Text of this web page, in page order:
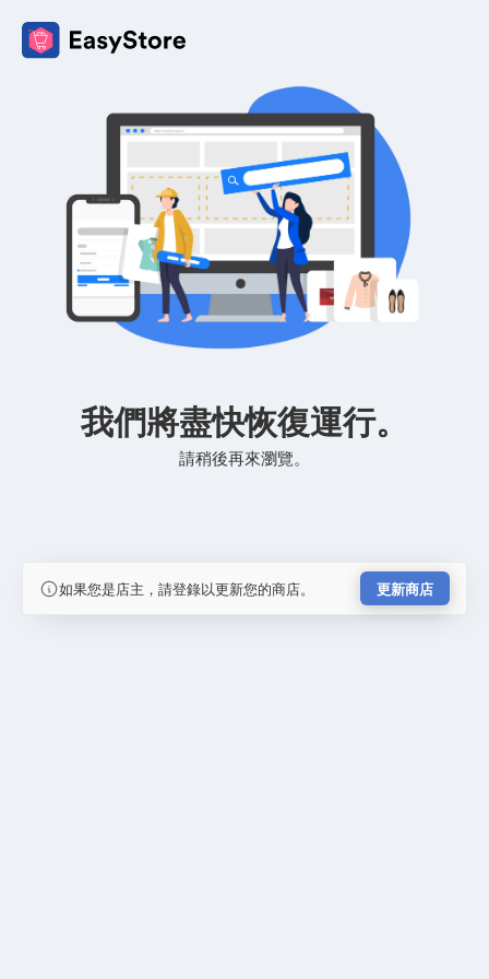
我們將盡快恢復運行。
請稍後再來瀏覽。
如果您是店主，請登錄以更新您的商店。 更新商店